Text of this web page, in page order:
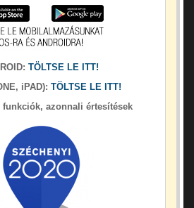
TÖLTSE LE ITT!
iPAD): TÖLTSE LE ITT!
funkciók, azonnali értesítések